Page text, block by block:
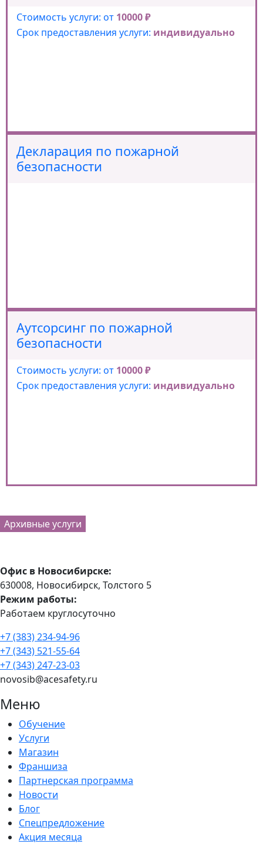
Стоимость услуги: от 10000 ₽
Срок предоставления услуги: индивидуально
Декларация по пожарной
безопасности
Аутсорсинг по пожарной
безопасности
Стоимость услуги: от 10000 ₽
Срок предоставления услуги: индивидуально
Архивные услуги
Офис в Новосибирске:
630008, Новосибирск, Толстого 5
Режим работы:
Работаем круглосуточно
+7 (383) 234-94-96
+7 (343) 521-55-64
+7 (343) 247-23-03
novosib@acesafety.ru
Меню
Обучение
Услуги
Магазин
Франшиза
Партнерская программа
Новости
Блог
Спецпредложение
Акция месяца